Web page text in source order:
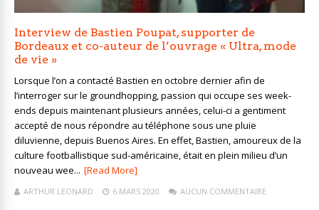
Interview de Bastien Poupat, supporter de
Bordeaux et co-auteur de l’ouvrage « Ultra, mode
de vie »
Lorsque l’on a contacté Bastien en octobre dernier afin de
l’interroger sur le groundhopping, passion qui occupe ses week-
ends depuis maintenant plusieurs années, celui-ci a gentiment
accepté de nous répondre au téléphone sous une pluie
diluvienne, depuis Buenos Aires. En effet, Bastien, amoureux de la
culture footballistique sud-américaine, était en plein milieu d’un
nouveau wee... [Read More]
ARTHUR LEONARD 6 MARS 2020 AUCUN COMMENTAIRE